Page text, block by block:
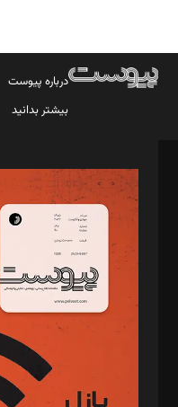
درباره پیوست
بیشتر بدانید
مدیر مسئول: محمدباقر
سردبیر: مهرک محمودی
دبیر تحریریه: میثم قاسمی
د‌بیر ناداستان: سمانه سمیع
د‌بیر خدمت و تجارت: ابوالفضل
د‌بیر حقوق فناوری:
د‌بیر پیوست جهان: مینا پاکدل
د‌بیر تحریریه آنلاین: بابک نقاش
تحریریه‌: مجتبی محمود‌ی، آرش